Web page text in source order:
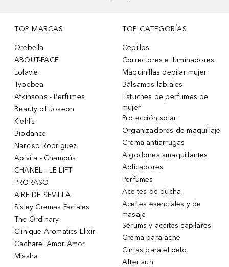
TOP MARCAS
Orebella
ABOUT-FACE
Lolavie
Typebea
Atkinsons - Perfumes
Beauty of Joseon
Kiehl’s
Biodance
Narciso Rodriguez
Apivita - Champús
CHANEL - LE LIFT
PRORASO
AIRE DE SEVILLA
Sisley Cremas Faciales
The Ordinary
Clinique Aromatics Elixir
Cacharel Amor Amor
Missha
TOP CATEGORÍAS
Cepillos
Correctores e Iluminadores
Maquinillas depilar mujer
Bálsamos labiales
Estuches de perfumes de
mujer
Protección solar
Organizadores de maquillaje
Crema antiarrugas
Algodones smaquillantes
Aplicadores
Perfumes
Aceites de ducha
Aceites esenciales y de
masaje
Sérums y aceites capilares
Crema para acne
Cintas para el pelo
After sun